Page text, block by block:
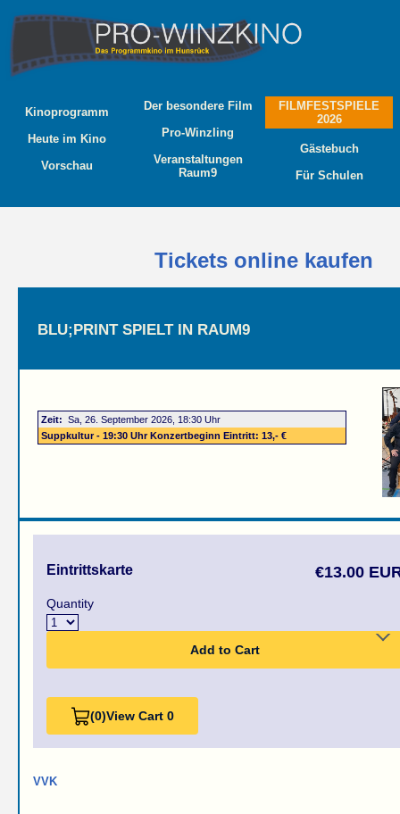
Kinoprogramm
Heute im Kino
Vorschau
Der besondere Film
Pro-Winzling
Veranstaltungen
Raum9
FILMFESTSPIELE
2026
Gästebuch
Für Schulen
Tickets online kaufen
BLU;PRINT SPIELT IN RAUM9
Zeit: Sa, 26. September 2026, 18:30 Uhr
Suppkultur - 19:30 Uhr Konzertbeginn Eintritt: 13,- €
Eintrittskarte €13.00
Quantity
Add to Cart
(0)View Cart 0
VVK